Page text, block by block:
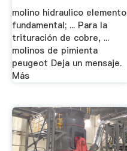
molino hidraulico elemento
fundamental; ... Para la
trituración de cobre, ...
molinos de pimienta
peugeot Deja un mensaje.
Más